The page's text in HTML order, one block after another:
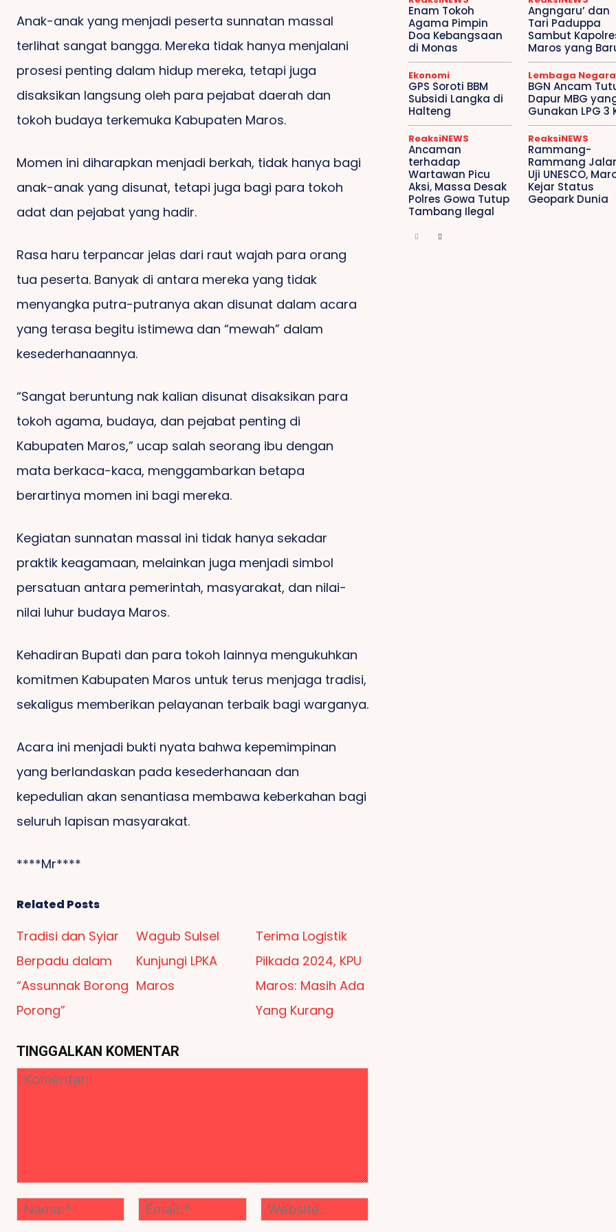
Anak-anak yang menjadi peserta sunnatan massal
terlihat sangat bangga. Mereka tidak hanya menjalani
prosesi penting dalam hidup mereka, tetapi juga
disaksikan langsung oleh para pejabat daerah dan
tokoh budaya terkemuka Kabupaten Maros.
Momen ini diharapkan menjadi berkah, tidak hanya bagi
anak-anak yang disunat, tetapi juga bagi para tokoh
adat dan pejabat yang hadir.
Rasa haru terpancar jelas dari raut wajah para orang
tua peserta. Banyak di antara mereka yang tidak
menyangka putra-putranya akan disunat dalam acara
yang terasa begitu istimewa dan “mewah” dalam
kesederhanaannya.
“Sangat beruntung nak kalian disunat disaksikan para
tokoh agama, budaya, dan pejabat penting di
Kabupaten Maros,” ucap salah seorang ibu dengan
mata berkaca-kaca, menggambarkan betapa
berartinya momen ini bagi mereka.
Kegiatan sunnatan massal ini tidak hanya sekadar
praktik keagamaan, melainkan juga menjadi simbol
persatuan antara pemerintah, masyarakat, dan nilai-
nilai luhur budaya Maros.
Kehadiran Bupati dan para tokoh lainnya mengukuhkan
komitmen Kabupaten Maros untuk terus menjaga tradisi,
sekaligus memberikan pelayanan terbaik bagi warganya.
Acara ini menjadi bukti nyata bahwa kepemimpinan
yang berlandaskan pada kesederhanaan dan
kepedulian akan senantiasa membawa keberkahan bagi
seluruh lapisan masyarakat.
****Mr****
Related Posts
Tradisi dan Syiar
Berpadu dalam
“Assunnak Borong
Porong”
Wagub Sulsel
Kunjungi LPKA
Maros
Terima Logistik
Pilkada 2024, KPU
Maros: Masih Ada
Yang Kurang
TINGGALKAN KOMENTAR
Nama:*
Email:*
Enam Tokoh
Agama Pimpin
Doa Kebangsaan
di Monas
Angngaru’ dan
Tari Paduppa
Sambut
Maros yang
Ekonomi
GPS Soroti BBM
Subsidi Langka di
Halteng
Lembaga Negara
BGN Ancam
Dapur MBG
Gunakan LPG 3
ReaksiNEWS
Ancaman
terhadap
Wartawan Picu
Aksi, Massa Desak
Polres Gowa Tutup
Tambang Ilegal
ReaksiNEWS
Rammang-
Rammang
Uji UNESCO,
Kejar Status
Geopark Dunia